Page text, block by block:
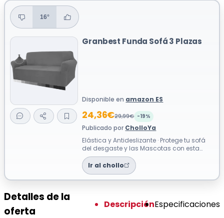
16°
Granbest Funda Sofá 3 Plazas
Disponible en amazon ES
24,36€29,99€ -19%
Publicado por CholloYa
Elástica y Antideslizante · Protege tu sofá
del desgaste y las Mascotas con esta
Funda elástica que se ajusta como un...
Ir al chollo
Detalles de la
oferta
DescripciónEspecificaciones